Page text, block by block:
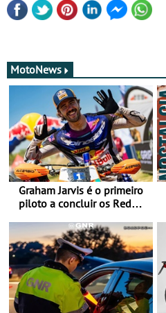
MotoNews
Graham Jarvis é o primeiro
piloto a concluir os Red
moto elétrica